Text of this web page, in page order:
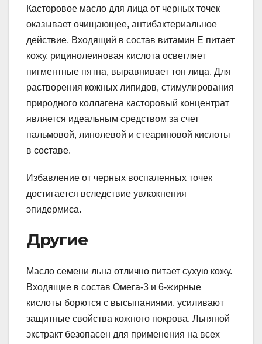
Касторовое масло для лица от черных точек
оказывает очищающее, антибактериальное
действие. Входящий в состав витамин E питает
кожу, рицинолеиновая кислота осветляет
пигментные пятна, выравнивает тон лица. Для
растворения кожных липидов, стимулирования
природного коллагена касторовый концентрат
является идеальным средством за счет
пальмовой, линолевой и стеариновой кислоты
в составе.
Избавление от черных воспаленных точек
достигается вследствие увлажнения
эпидермиса.
Другие
Масло семени льна отлично питает сухую кожу.
Входящие в состав Омега-3 и 6-жирные
кислоты борются с высыпаниями, усиливают
защитные свойства кожного покрова. Льняной
экстракт безопасен для применения на всех